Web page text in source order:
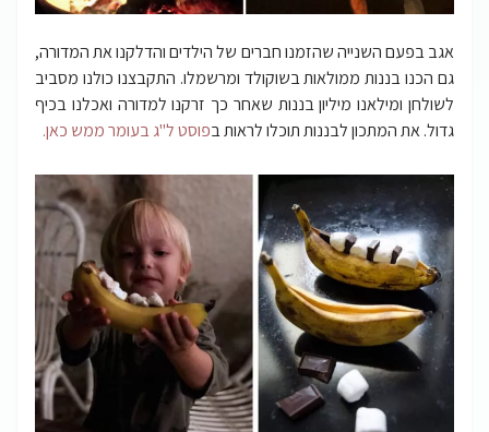
אגב בפעם השנייה שהזמנו חברים של הילדים והדלקנו את המדורה,
גם הכנו בננות ממולאות בשוקולד ומרשמלו. התקבצנו כולנו מסביב
לשולחן ומילאנו מיליון בננות שאחר כך זרקנו למדורה ואכלנו בכיף
גדול. את המתכון לבננות תוכלו לראות בפוסט ל"ג בעומר ממש כאן.